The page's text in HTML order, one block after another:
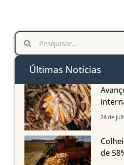
Últimas Notícias
em
Imea
28 de
de